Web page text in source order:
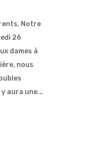
Notre
26
dames à
nous
aura une...